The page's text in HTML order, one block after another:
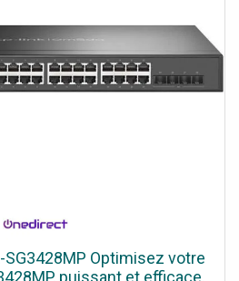
SG3428MP Optimisez votre
puissant et efficace.